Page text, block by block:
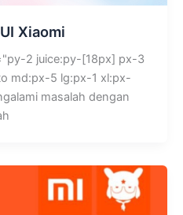
Xiaomi
2 juice:py-[18px] px-3
md:px-5 lg:px-1 xl:px-
masalah dengan